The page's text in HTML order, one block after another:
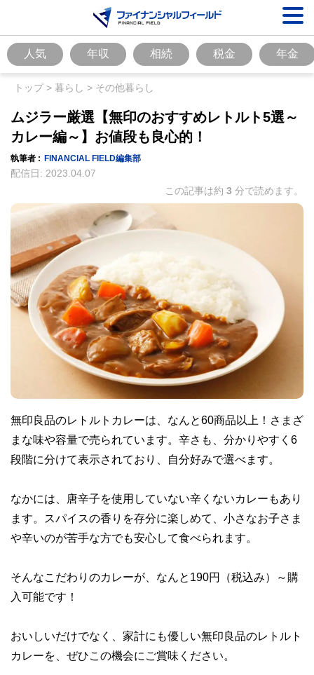
人気 年収 相続 税金 年金
トップ> 暮らし > その他暮らし
ムジラー厳選【無印のおすすめレトルト5選～
カレー編～】お値段も良心的！
執筆者 : FINANCIAL FIELD編集部
配信日: 2023.04.07
この記事は約 3 分で読めます。
無印良品のレトルトカレーは、なんと60商品以上！さまざ
まな味や容量で売られています。辛さも、分かりやすく6
段階に分けて表示されており、自分好みで選べます。
なかには、唐辛子を使用していない辛くないカレーもあり
ます。スパイスの香りを存分に楽しめて、小さなお子さま
や辛いのが苦手な方でも安心して食べられます。
そんなこだわりのカレーが、なんと190円（税込み）～購
入可能です！
おいしいだけでなく、家計にも優しい無印良品のレトルト
カレーを、ぜひこの機会にご賞味ください。